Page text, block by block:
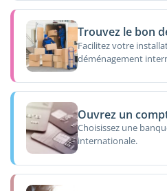
Trouvez le bon
Facilitez votre
déménagement
Ouvrez un
Choisissez une
internationale.